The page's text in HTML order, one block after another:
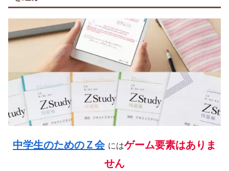
中学生のためのＺ会 にはゲーム要素はありま
せん